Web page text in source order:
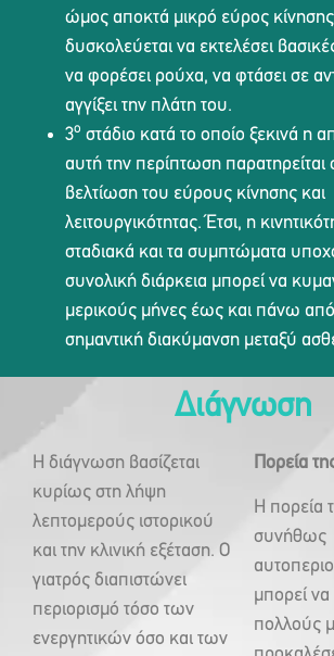
ώμος αποκτά μικρό εύρος
δυσκολεύεται να εκτελέσει
να φορέσει ρούχα, να φτάσει σε
αγγίξει την πλάτη του.
3ο στάδιο κατά το οποίο ξεκινά η
αυτή την περίπτωση παρατηρείται
βελτίωση του εύρους κίνησης και
λειτουργικότητας. Έτσι, η
σταδιακά και τα συμπτώματα
συνολική διάρκεια μπορεί να
μερικούς μήνες έως και πάνω
σημαντική διακύμανση μεταξύ
Διάγνωση
Η διάγνωση βασίζεται
κυρίως στη λήψη
λεπτομερούς ιστορικού
και την κλινική εξέταση. Ο
γιατρός διαπιστώνει
περιορισμό τόσο των
ενεργητικών όσο και των
Πορεία
Η πορεία
συνήθως
μπορεί να
πολλούς